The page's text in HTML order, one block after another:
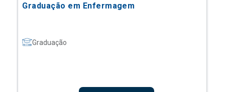
Graduação em Enfermagem
Graduação